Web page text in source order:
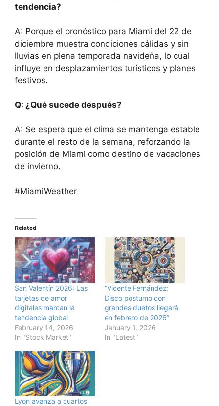
tendencia?
A: Porque el pronóstico para Miami del 22 de
diciembre muestra condiciones cálidas y sin
lluvias en plena temporada navideña, lo cual
influye en desplazamientos turísticos y planes
festivos.
Q: ¿Qué sucede después?
A: Se espera que el clima se mantenga estable
durante el resto de la semana, reforzando la
posición de Miami como destino de vacaciones
de invierno.
#MiamiWeather
Related
San Valentín 2026: Las
tarjetas de amor
digitales marcan la
tendencia global
February 14, 2026
In "Stock Market"
“Vicente Fernández:
Disco póstumo con
grandes duetos llegará
en febrero de 2026”
January 1, 2026
In "Latest"
Lyon avanza a cuartos